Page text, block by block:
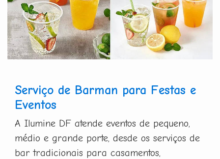
Serviço de Barman para Festas e
Eventos
A Ilumine DF atende eventos de pequeno,
médio e grande porte, desde os serviços de
bar tradicionais para casamentos,